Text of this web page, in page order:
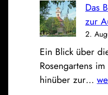
s
t
,
a
Das
zur
2.
Ein Blick über
Rosengartens
hinüber zur… D